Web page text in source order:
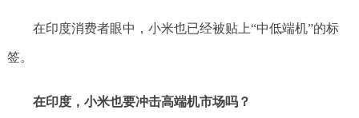
在印度消费者眼中，小米也已经被贴上“中低端机”的标
签。
在印度，小米也要冲击高端机市场吗？